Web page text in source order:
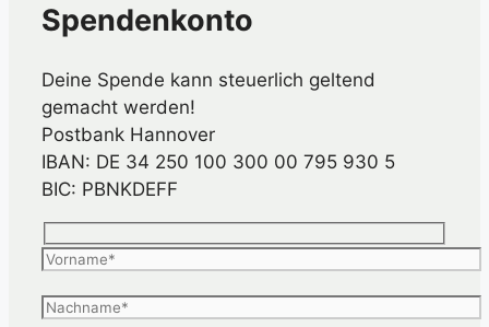
Spendenkonto
Deine Spende kann steuerlich geltend
gemacht werden!
Postbank Hannover
IBAN: DE 34 250 100 300 00 795 930 5
BIC: PBNKDEFF